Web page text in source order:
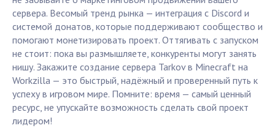
сервера. Весомый тренд рынка — интеграция с Discord и
системой донатов, которые поддерживают сообщество и
помогают монетизировать проект. Оттягивать с запуском
не стоит: пока вы размышляете, конкуренты могут занять
нишу. Закажите создание сервера Tarkov в Minecraft на
Workzilla — это быстрый, надёжный и проверенный путь к
успеху в игровом мире. Помните: время — самый ценный
ресурс, не упускайте возможность сделать свой проект
лидером!